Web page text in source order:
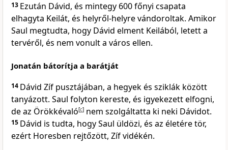
13 Ezután Dávid, és mintegy 600 főnyi csapata
elhagyta Keilát, és helyről-helyre vándoroltak. Amikor
Saul megtudta, hogy Dávid elment Keilából, letett a
tervéről, és nem vonult a város ellen.
Jonatán bátorítja a barátját
14 Dávid Zíf pusztájában, a hegyek és sziklák között
tanyázott. Saul folyton kereste, és igyekezett elfogni,
de az Örökkévaló[c] nem szolgáltatta ki neki Dávidot.
15 Dávid is tudta, hogy Saul üldözi, és az életére tör,
ezért Horesben rejtőzött, Zíf vidékén.